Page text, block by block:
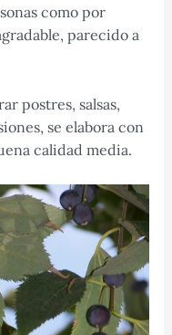
como por
parecido a
postres, salsas,
se elabora con
calidad media.